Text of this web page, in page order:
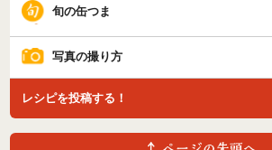
旬の缶つま
写真の撮り方
レシピを投稿する！